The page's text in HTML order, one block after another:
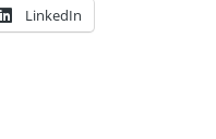
LinkedIn